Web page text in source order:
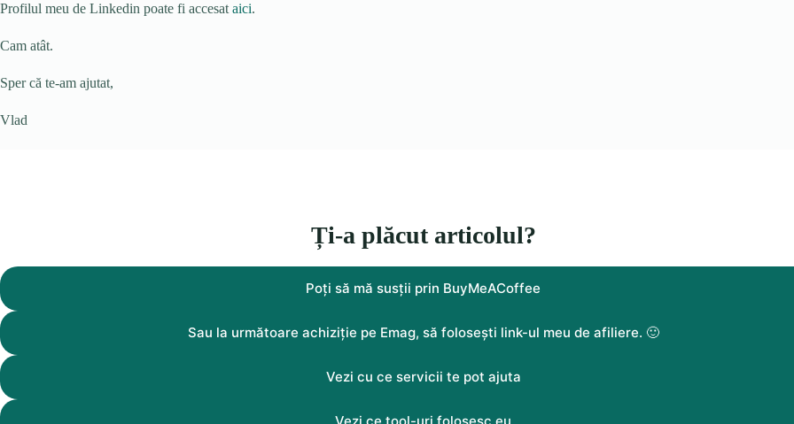
Profilul meu de Linkedin poate fi accesat aici.
Cam atât.
Sper că te-am ajutat,
Vlad
Ți-a plăcut articolul?
Poți să mă susții prin BuyMeACoffee
Sau la următoare achiziție pe Emag, să folosești link-ul meu de afiliere. 🙂
Vezi cu ce servicii te pot ajuta